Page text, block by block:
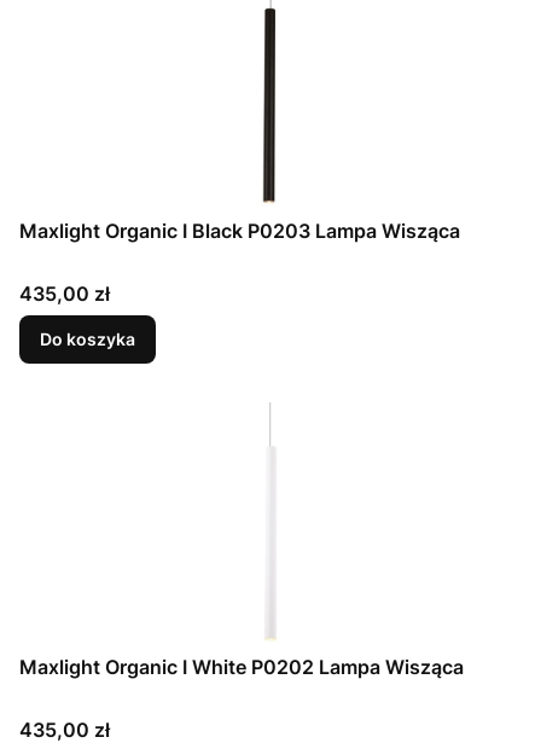
Maxlight Organic I Black P0203 Lampa Wisząca
Cena
435,00 zł
Do koszyka
Maxlight Organic I White P0202 Lampa Wisząca
Cena
435,00 zł